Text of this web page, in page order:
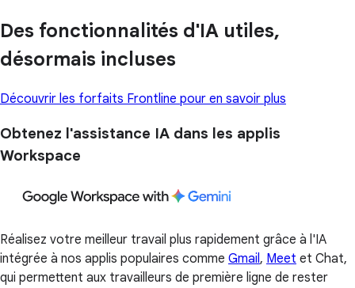
Des fonctionnalités d'IA utiles,
désormais incluses
Découvrir les forfaits Frontline pour en savoir plus
Obtenez l'assistance IA dans les applis
Workspace
Réalisez votre meilleur travail plus rapidement grâce à l'IA
intégrée à nos applis populaires comme Gmail, Meet et Chat,
qui permettent aux travailleurs de première ligne de rester